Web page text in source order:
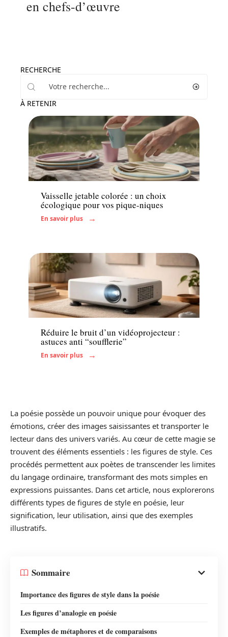
en chefs-d’œuvre
RECHERCHE
À RETENIR
Famille
Vaisselle jetable colorée : un choix
écologique pour vos pique-niques
En savoir plus
Enfant
Réduire le bruit d’un vidéoprojecteur :
astuces anti “soufflerie”
En savoir plus
La poésie possède un pouvoir unique pour évoquer des
émotions, créer des images saisissantes et transporter le
lecteur dans des univers variés. Au cœur de cette magie se
trouvent des éléments essentiels : les figures de style. Ces
procédés permettent aux poètes de transcender les limites
du langage ordinaire, transformant des mots simples en
expressions puissantes. Dans cet article, nous explorerons
différents types de figures de style en poésie, leur
signification, leur utilisation, ainsi que des exemples
illustratifs.
Sommaire
Importance des figures de style dans la poésie
Les figures d’analogie en poésie
Exemples de métaphores et de comparaisons